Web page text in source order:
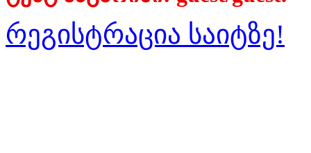
რეგისტრაცია საიტზე!